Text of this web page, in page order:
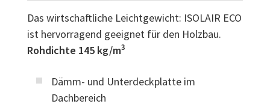
Das wirtschaftliche Leichtgewicht: ISOLAIR ECO
ist hervorragend geeignet für den Holzbau.
Rohdichte 145 kg/m3
Dämm- und Unterdeckplatte im
Dachbereich